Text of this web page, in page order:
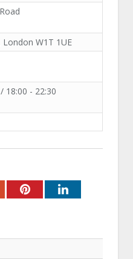
W1T 1UE
18:00 - 22:30
PinterestLinkedIn